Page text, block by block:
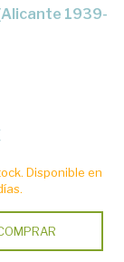
Disponible en